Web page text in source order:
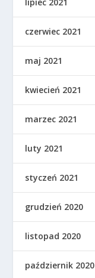
czerwiec 2021
maj 2021
kwiecień 2021
marzec 2021
luty 2021
styczeń 2021
grudzień 2020
listopad 2020
październik 2020